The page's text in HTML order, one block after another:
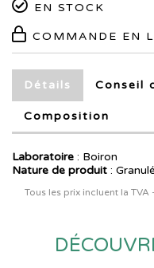
EN STOCK
COMMANDE EN
Détails Conseil
Composition
Laboratoire : Boiron
Nature de produit : Granulé
Tous les prix incluent la